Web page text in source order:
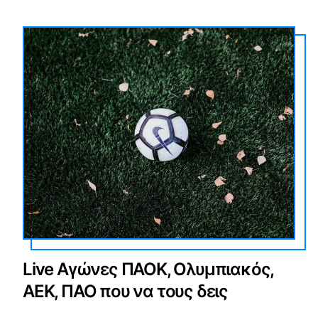
Live Αγώνες ΠΑΟΚ, Ολυμπιακός,
ΑΕΚ, ΠΑΟ που να τους δεις